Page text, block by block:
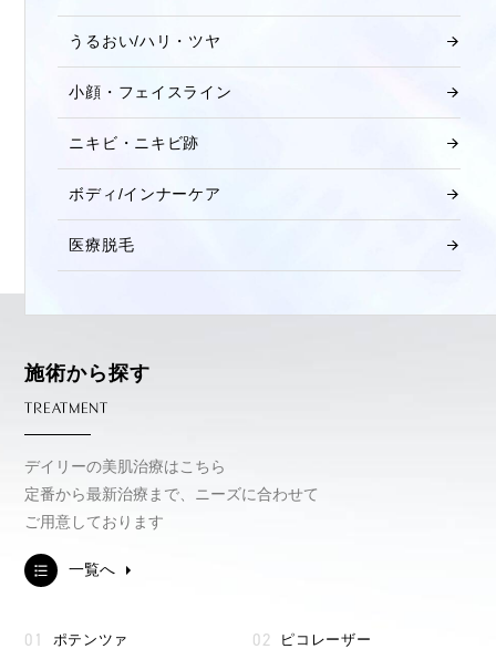
うるおい/ハリ・ツヤ
小顔・フェイスライン
ニキビ・ニキビ跡
ボディ/インナーケア
医療脱毛
施術から探す
TREATMENT
デイリーの美肌治療はこちら
定番から最新治療まで、ニーズに合わせて
ご用意しております
一覧へ
ポテンツァ ピコレーザー